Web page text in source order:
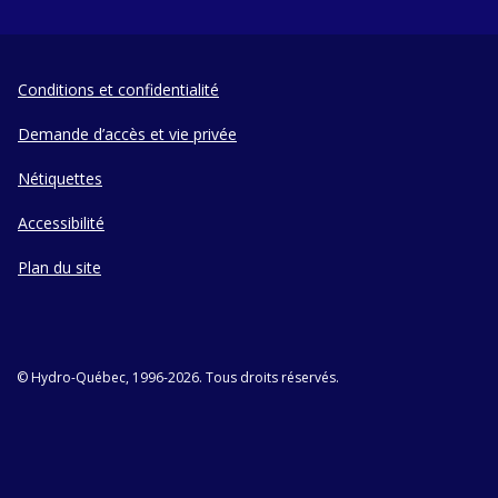
Conditions et confidentialité
Demande d’accès et vie privée
Nétiquettes
Accessibilité
Plan du site
© Hydro-Québec, 1996-2026. Tous droits réservés.